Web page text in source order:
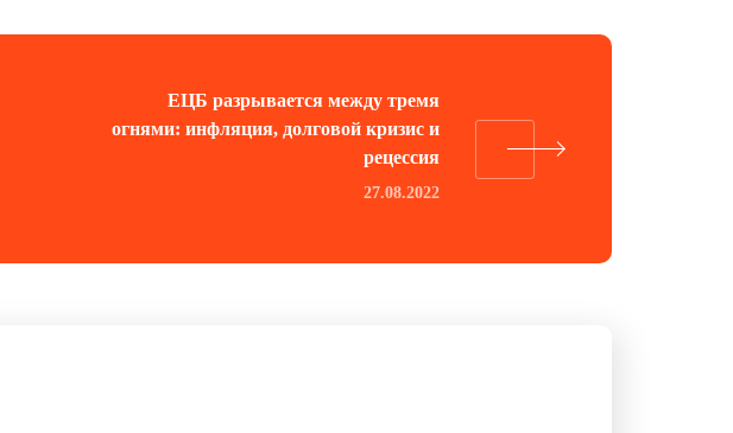
ЕЦБ разрывается между тремя
огнями: инфляция, долговой кризис и
рецессия
27.08.2022